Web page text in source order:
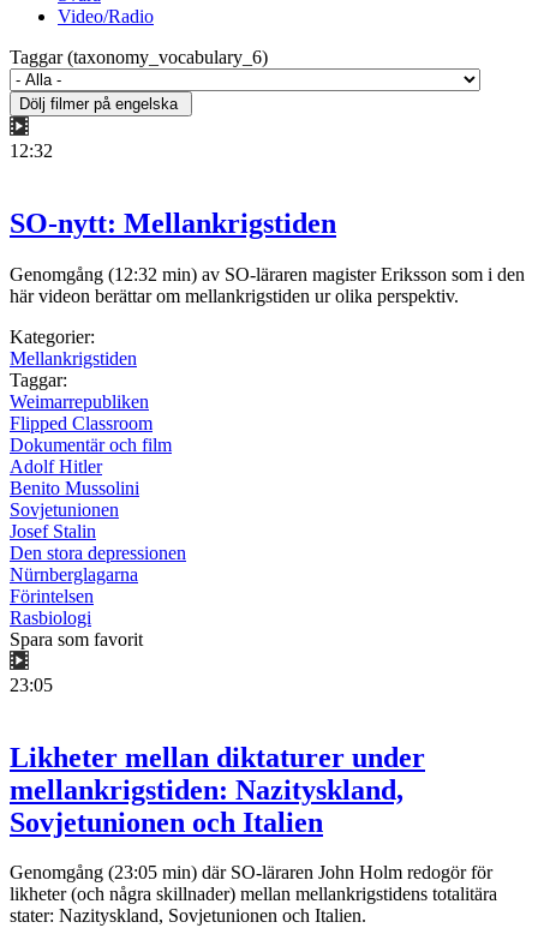
Video/Radio
Taggar (taxonomy_vocabulary_6)
12:32
SO-nytt: Mellankrigstiden
Genomgång (12:32 min) av SO-läraren magister Eriksson som i den
här videon berättar om mellankrigstiden ur olika perspektiv.
Kategorier:
Mellankrigstiden
Taggar:
Weimarrepubliken
Flipped Classroom
Dokumentär och film
Adolf Hitler
Benito Mussolini
Sovjetunionen
Josef Stalin
Den stora depressionen
Nürnberglagarna
Förintelsen
Rasbiologi
Spara som favorit
23:05
Likheter mellan diktaturer under
mellankrigstiden: Nazityskland,
Sovjetunionen och Italien
Genomgång (23:05 min) där SO-läraren John Holm redogör för
likheter (och några skillnader) mellan mellankrigstidens totalitära
stater: Nazityskland, Sovjetunionen och Italien.